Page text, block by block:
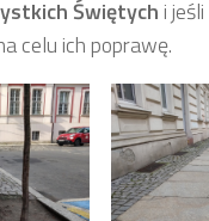
Świętych i
celu ich poprawę.